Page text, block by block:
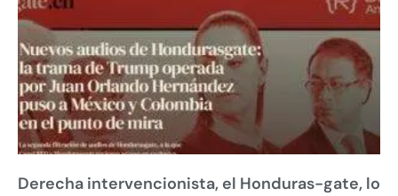
Derecha intervencionista, el Honduras-gate, lo